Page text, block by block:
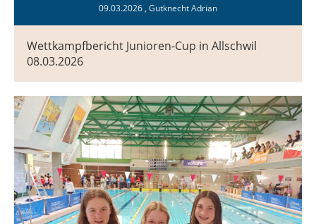
09.03.2026 , Gutknecht Adrian
Wettkampfbericht Junioren-Cup in Allschwil
08.03.2026